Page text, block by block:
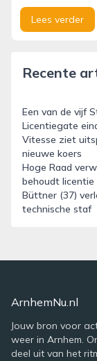
Lees verder
Recente
Een van de vijf
Licentiegate
Vitesse ziet
nieuwe koers
Hoge Raad
behoudt licentie
Büttner (37)
technische staf
ArnhemNu.nl
Jouw bron voor
weer in Arnhem.
deel uit van het